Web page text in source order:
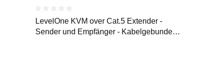
Durchschnittliche Bewertung von 0 von 5 Sternen
LevelOne KVM over Cat.5 Extender -
Sender und Empfänger - Kabelgebunden -